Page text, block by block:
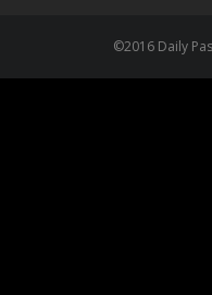
©2016 Daily